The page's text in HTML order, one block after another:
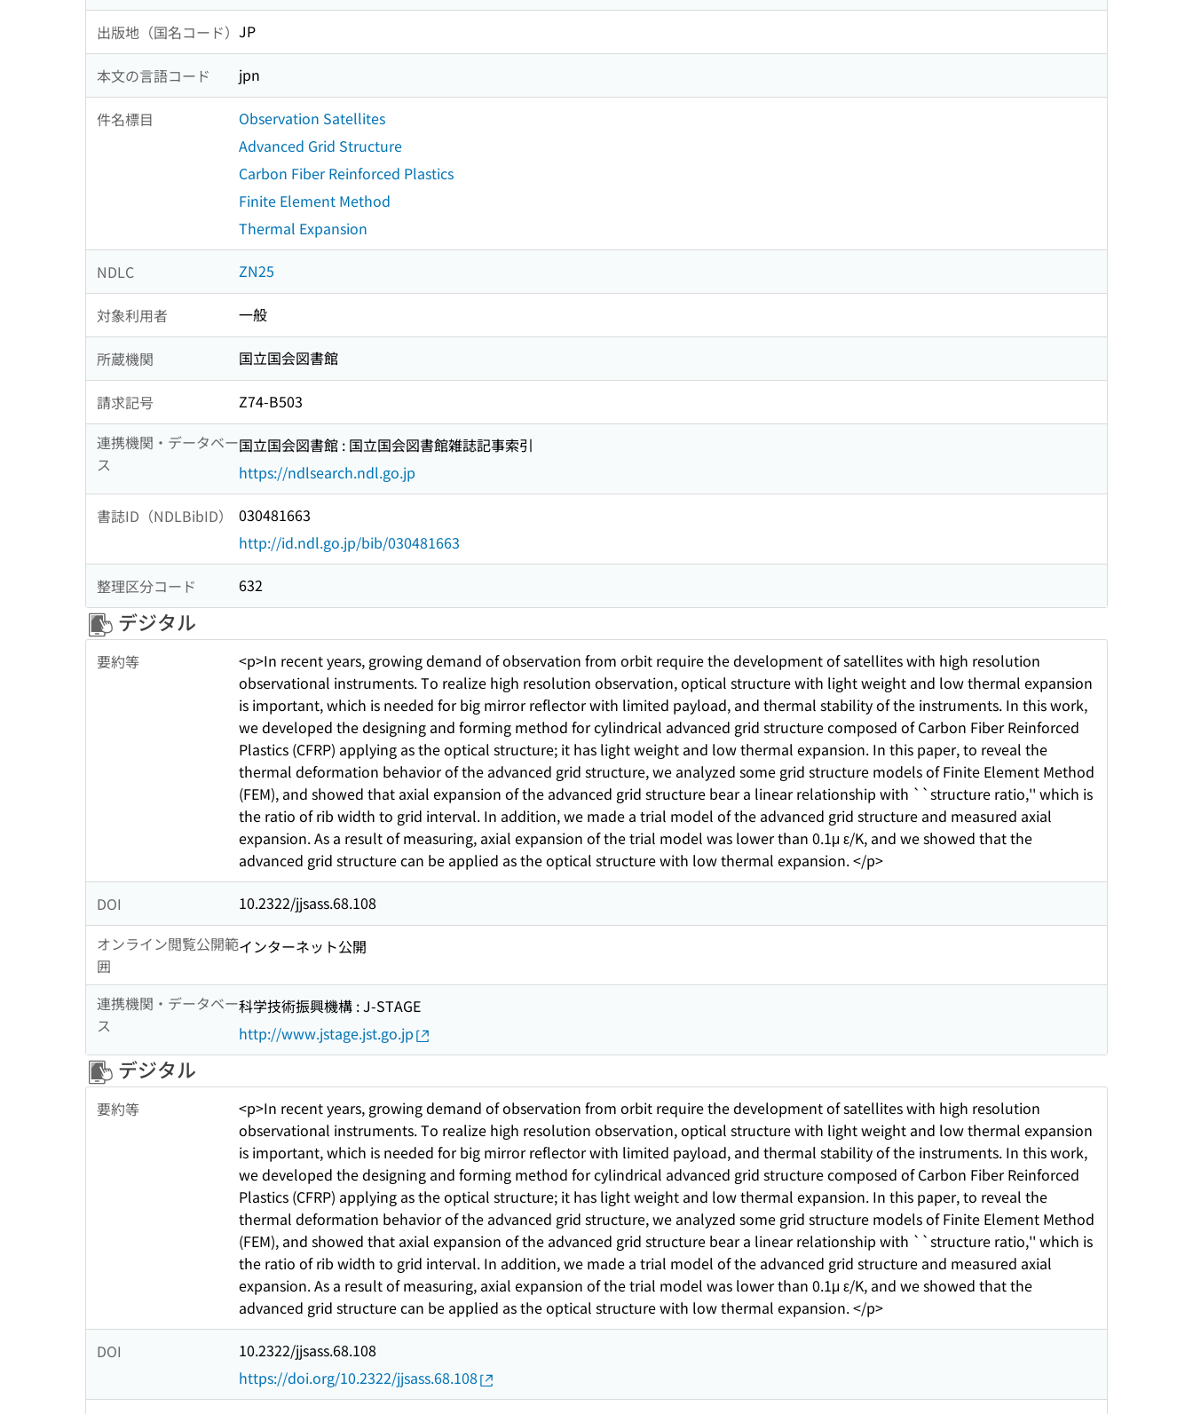
出版地（国名コード） JP
本文の言語コード jpn
件名標目
Observation Satellites
Advanced Grid Structure
Carbon Fiber Reinforced Plastics
Finite Element Method
Thermal Expansion
NDLC ZN25
対象利用者 一般
所蔵機関 国立国会図書館
請求記号
Z74-B503
連携機関・データベー
ス
国立国会図書館 : 国立国会図書館雑誌記事索引
https://ndlsearch.ndl.go.jp
書誌ID（NDLBibID）
030481663
http://id.ndl.go.jp/bib/030481663
整理区分コード 632
デジタル
要約等
<p>In recent years, growing demand of observation from orbit require the development of satellites with high resolution
observational instruments. To realize high resolution observation, optical structure with light weight and low thermal expansion
is important, which is needed for big mirror reflector with limited payload, and thermal stability of the instruments. In this work,
we developed the designing and forming method for cylindrical advanced grid structure composed of Carbon Fiber Reinforced
Plastics (CFRP) applying as the optical structure; it has light weight and low thermal expansion. In this paper, to reveal the
thermal deformation behavior of the advanced grid structure, we analyzed some grid structure models of Finite Element Method
(FEM), and showed that axial expansion of the advanced grid structure bear a linear relationship with ``structure ratio,'' which is
the ratio of rib width to grid interval. In addition, we made a trial model of the advanced grid structure and measured axial
expansion. As a result of measuring, axial expansion of the trial model was lower than 0.1μ ε/K, and we showed that the
advanced grid structure can be applied as the optical structure with low thermal expansion. </p>
DOI
10.2322/jjsass.68.108
オンライン閲覧公開範
囲
インターネット公開
連携機関・データベー
ス
科学技術振興機構 : J-STAGE
http://www.jstage.jst.go.jp
デジタル
要約等
<p>In recent years, growing demand of observation from orbit require the development of satellites with high resolution
observational instruments. To realize high resolution observation, optical structure with light weight and low thermal expansion
is important, which is needed for big mirror reflector with limited payload, and thermal stability of the instruments. In this work,
we developed the designing and forming method for cylindrical advanced grid structure composed of Carbon Fiber Reinforced
Plastics (CFRP) applying as the optical structure; it has light weight and low thermal expansion. In this paper, to reveal the
thermal deformation behavior of the advanced grid structure, we analyzed some grid structure models of Finite Element Method
(FEM), and showed that axial expansion of the advanced grid structure bear a linear relationship with ``structure ratio,'' which is
the ratio of rib width to grid interval. In addition, we made a trial model of the advanced grid structure and measured axial
expansion. As a result of measuring, axial expansion of the trial model was lower than 0.1μ ε/K, and we showed that the
advanced grid structure can be applied as the optical structure with low thermal expansion. </p>
DOI
10.2322/jjsass.68.108
https://doi.org/10.2322/jjsass.68.108